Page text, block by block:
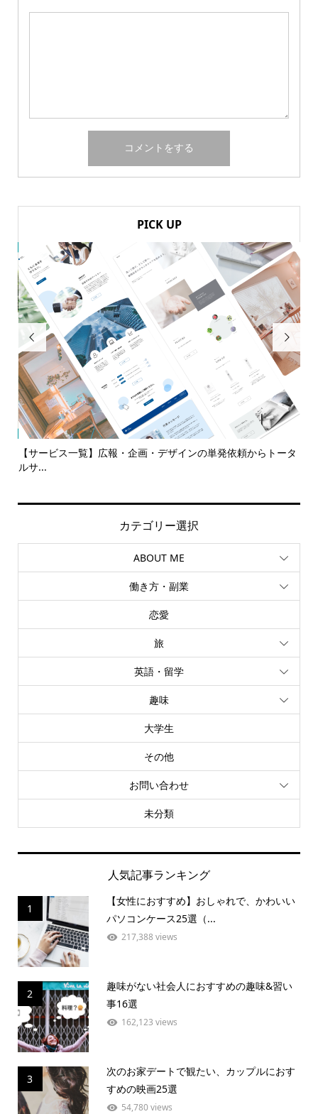
PICK UP

【サービス一覧】広報・企画・デザインの単発依頼からトータ
ルサ...

カテゴリー選択
ABOUT ME
働き方・副業
恋愛
旅
英語・留学
趣味
大学生
その他
お問い合わせ
未分類
人気記事ランキング
1
【女性におすすめ】おしゃれで、かわいい
パソコンケース25選（...
217,388 views
2
趣味がない社会人におすすめの趣味&習い
事16選
162,123 views
3
次のお家デートで観たい、カップルにおす
すめの映画25選
54,780 views